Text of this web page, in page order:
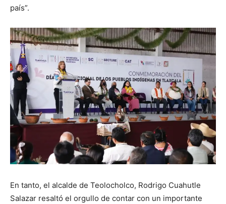
país”.
En tanto, el alcalde de Teolocholco, Rodrigo Cuahutle
Salazar resaltó el orgullo de contar con un importante